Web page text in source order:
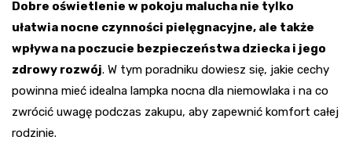
Dobre oświetlenie w pokoju malucha nie tylko
ułatwia nocne czynności pielęgnacyjne, ale także
wpływa na poczucie bezpieczeństwa dziecka i jego
zdrowy rozwój. W tym poradniku dowiesz się, jakie cechy
powinna mieć idealna lampka nocna dla niemowlaka i na co
zwrócić uwagę podczas zakupu, aby zapewnić komfort całej
rodzinie.